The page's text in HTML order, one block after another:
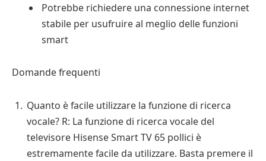
Potrebbe richiedere una connessione internet
stabile per usufruire al meglio delle funzioni
smart
Domande frequenti
Quanto è facile utilizzare la funzione di ricerca
vocale? R: La funzione di ricerca vocale del
televisore Hisense Smart TV 65 pollici è
estremamente facile da utilizzare. Basta premere il